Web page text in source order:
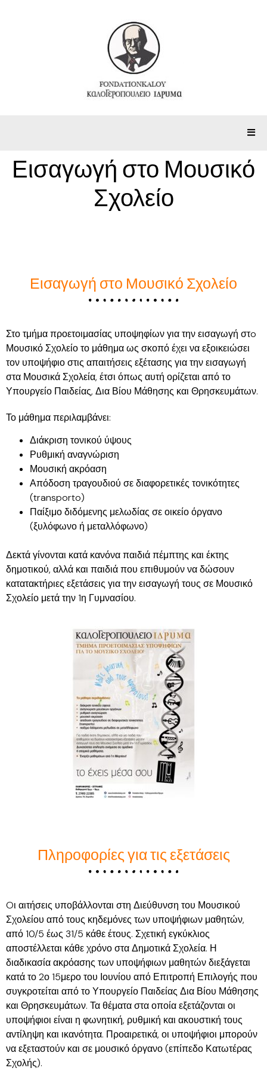
Εισαγωγή στο Μουσικό
Σχολείο
Εισαγωγή στο Μουσικό Σχολείο
Στο τμήμα προετοιμασίας υποψηφίων για την εισαγωγή στo
Μουσικό Σχολείο το μάθημα ως σκοπό έχει να εξοικειώσει
τον υποψήφιο στις απαιτήσεις εξέτασης για την εισαγωγή
στα Μουσικά Σχολεία, έτσι όπως αυτή ορίζεται από το
Υπουργείο Παιδείας, Δια Βίου Μάθησης και Θρησκευμάτων.
Το μάθημα περιλαμβάνει:
Διάκριση τονικού ύψους
Ρυθμική αναγνώριση
Μουσική ακρόαση
Απόδοση τραγουδιού σε διαφορετικές τονικότητες
(transporto)
Παίξιμο διδόμενης μελωδίας σε οικείο όργανο
(ξυλόφωνο ή μεταλλόφωνο)
Δεκτά γίνονται κατά κανόνα παιδιά πέμπτης και έκτης
δημοτικού, αλλά και παιδιά που επιθυμούν να δώσουν
κατατακτήριες εξετάσεις για την εισαγωγή τους σε Μουσικό
Σχολείο μετά την 1η Γυμνασίου.
Πληροφορίες για τις εξετάσεις
Oι αιτήσεις υποβάλλονται στη Διεύθυνση του Μουσικού
Σχολείου από τους κηδεμόνες των υποψήφιων μαθητών,
από 10/5 έως 31/5 κάθε έτους. Σχετική εγκύκλιος
αποστέλλεται κάθε χρόνο στα Δημοτικά Σχολεία. Η
διαδικασία ακρόασης των υποψήφιων μαθητών διεξάγεται
κατά το 2ο 15μερο του Ιουνίου από Επιτροπή Επιλογής που
συγκροτείται από το Υπουργείο Παιδείας Δια Βίου Μάθησης
και Θρησκευμάτων. Τα θέματα στα οποία εξετάζονται οι
υποψήφιοι είναι η φωνητική, ρυθμική και ακουστική τους
αντίληψη και ικανότητα. Προαιρετικά, οι υποψήφιοι μπορούν
να εξεταστούν και σε μουσικό όργανο (επίπεδο Κατωτέρας
Σχολής).